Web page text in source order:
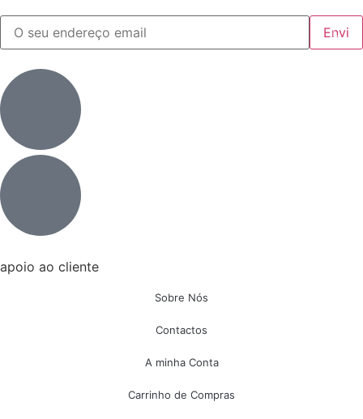
apoio ao cliente
Sobre Nós
Contactos
A minha Conta
Carrinho de Compras